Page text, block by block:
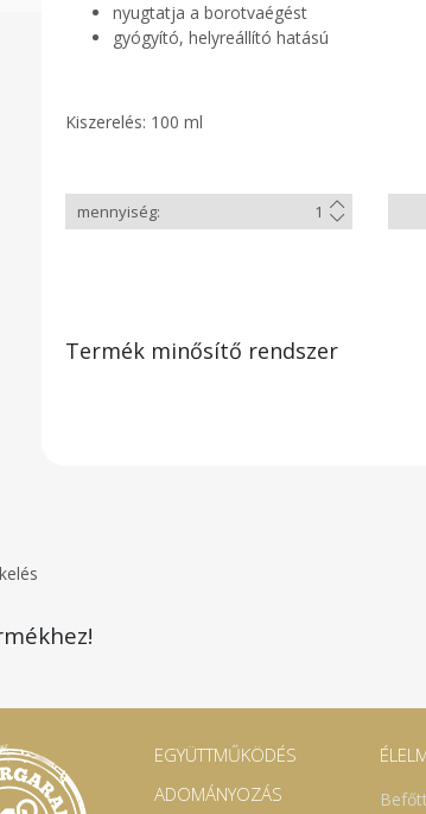
nyugtatja a borotvaégést
gyógyító, helyreállító hatású
Kiszerelés: 100 ml
Termék minősítő rendszer
EGYÜTTMŰKÖDÉS
ADOMÁNYOZÁS